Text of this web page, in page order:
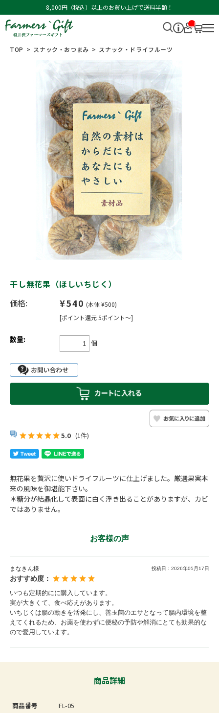
8,000円（税込）以上のお買い上げで送料半額！
__I
T
TOP スナック・おつまみ スナック・ドライフルーツ
干し無花果（ほしいちじく）
価格:
¥540 (本体 ¥500)
[ポイント還元 5ポイント～]
数量: 個
5.0 (1件)
無花果を贅沢に使いドライフルーツに仕上げました。厳選果実本
来の風味を御堪能下さい。
＊糖分が結晶化して表面に白く浮き出ることがありますが、カビ
ではありません。
お客様の声
まなきん様 投稿日： 2026年05月17日
おすすめ度：
いつも定期的にに購入しています。
実が大きくて、食べ応えがあります。
いちじくは腸の動きを活発にし、善玉菌のエサとなって腸内環境を整
えてくれるため、お薬を使わずに便秘の予防や解消にとても効果的な
ので愛用しています。
商品詳細
商品番号 FL-05